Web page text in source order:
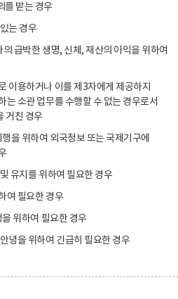
를 받는 경우
는 경우
급박한 생명, 신체, 재산의 이익을 위하여
이용하거나 이를 제3자에게 제공하지
는 소관 업무를 수행할 수 없는 경우로서
거친 경우
을 위하여 외국정보 또는 국제기구에
유지를 위하여 필요한 경우
여 필요한 경우
위하여 필요한 경우
녕을 위하여 긴급히 필요한 경우